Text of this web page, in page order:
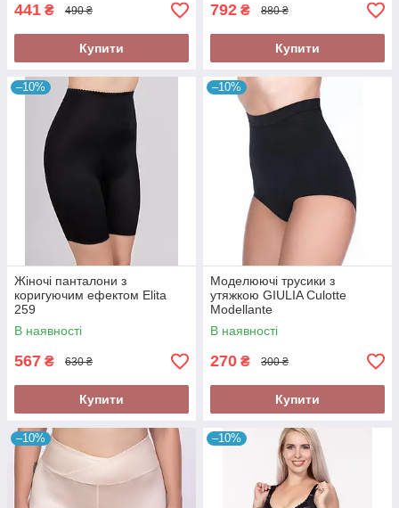
441 ₴ 490 ₴
Купити
792 ₴ 880 ₴
Купити
–10%
Жіночі панталони з
коригуючим ефектом Elita
259
В наявності
567 ₴ 630 ₴
Купити
–10%
Моделюючі трусики з
утяжкою GIULIA Culotte
Modellante
В наявності
270 ₴ 300 ₴
Купити
–10% –10%